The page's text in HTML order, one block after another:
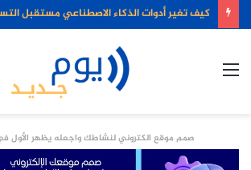
كيف تغير أدوات الذكاء الاصطناعي مستقبل
صمم موقع الكتروني لنشاطك واجعله يظهر الأول